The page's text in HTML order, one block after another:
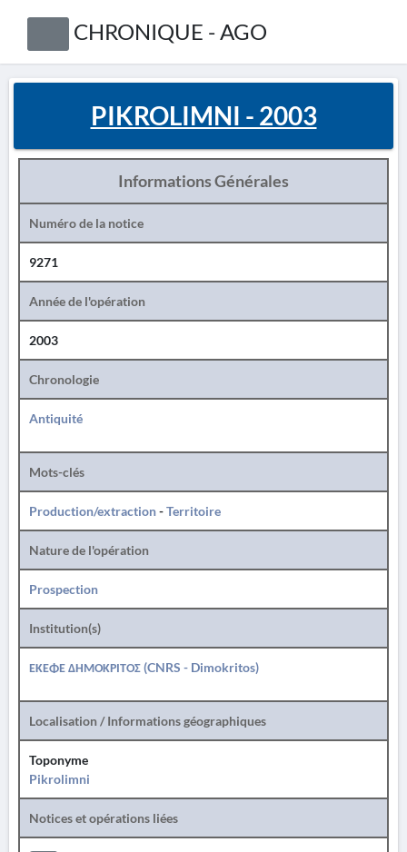
CHRONIQUE - AGO
PIKROLIMNI - 2003
Informations Générales
Numéro de la notice
9271
Année de l'opération
2003
Chronologie
Antiquité
Mots-clés
Production/extraction-Territoire
Nature de l'opération
Prospection
Institution(s)
ΕΚΕΦΕ ΔΗΜΟΚΡΙΤΟΣ (CNRS - Dimokritos)
Localisation / Informations géographiques
Toponyme
Pikrolimni
Notices et opérations liées